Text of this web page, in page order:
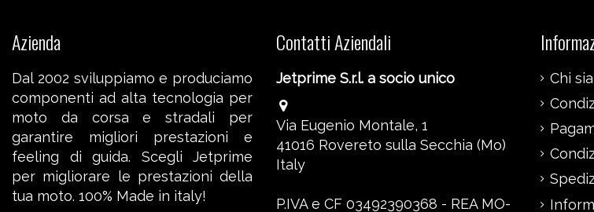
Azienda
Dal 2002 sviluppiamo e produciamo
componenti ad alta tecnologia per
moto da corsa e stradali per
garantire migliori prestazioni e
feeling di guida. Scegli Jetprime
per migliorare le prestazioni della
tua moto. 100% Made in italy!
Contatti Aziendali
Jetprime S.r.l. a socio unico
Via Eugenio Montale, 1
41016 Rovereto sulla Secchia (Mo)
Italy
P.IVA e CF 03492390368 - REA MO-
Chi